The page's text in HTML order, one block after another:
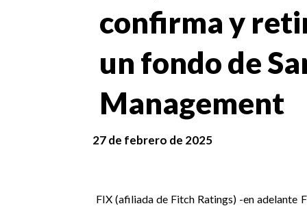
confirma y
un fondo de
Management
27 de febrero de 2025
FIX (afiliada de Fitch Ratings) -en